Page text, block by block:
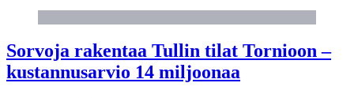
Sorvoja rakentaa Tullin tilat Tornioon –
kustannusarvio 14 miljoonaa